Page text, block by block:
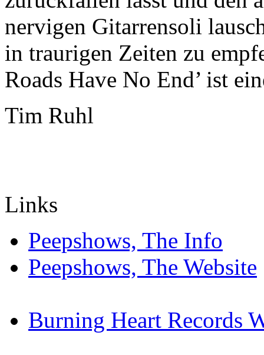
nervigen Gitarrensoli
in traurigen Zeiten zu
Roads Have No End’ ist
Tim Ruhl
Links
Peepshows, The Info
Peepshows, The Website
Burning Heart Records